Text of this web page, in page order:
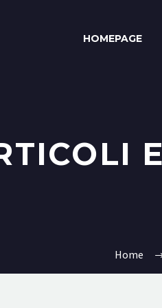
HOMEPAGE
Home